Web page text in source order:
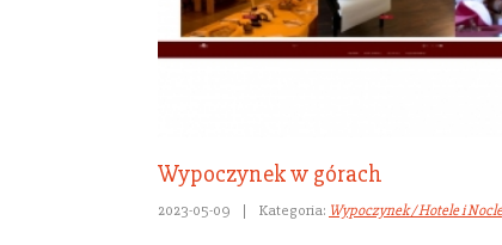
Wypoczynek w górach
2023-05-09 | Kategoria: Wypoczynek / Hotele i